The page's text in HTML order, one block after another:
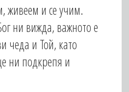
живеем и се учим.
ни вижда, важното е
чеда и Той, като
ни подкрепя и